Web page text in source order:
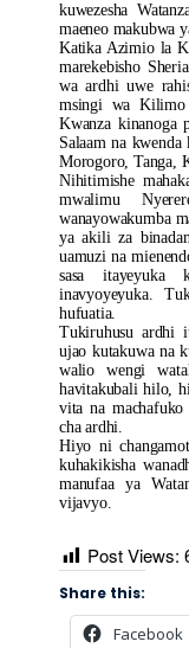
kuwezesha
maeneo makubwa
Katika Azimio la
marekebisho
wa ardhi uwe
msingi wa
Kwanza kinanoga
Salaam na
Morogoro, Tanga,
Nihitimishe
mwalimu
wanayowakumba
ya akili za
uamuzi na
sasa itayeyuka
inavyoyeyuka.
hufuatia.
Tukiruhusu ardhi
ujao kutakuwa na
walio wengi
havitakubali hilo,
vita na
cha ardhi.
Hiyo ni
kuhakikisha
manufaa ya
vijavyo.
Post Views:
Share this:
Facebook